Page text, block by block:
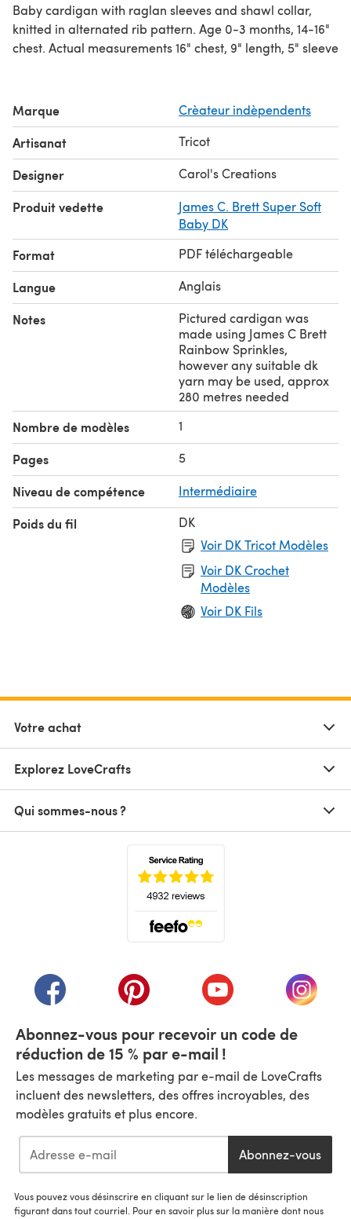
Baby cardigan with raglan sleeves and shawl collar,
knitted in alternated rib pattern. Age 0-3 months, 14-16"
chest. Actual measurements 16" chest, 9" length, 5" sleeve
Marque Crèateur indèpendents
Artisanat Tricot
Designer Carol's Creations
Produit vedette
James C. Brett Super Soft
Baby DK
Format PDF téléchargeable
Langue Anglais
Notes
Pictured cardigan was
made using James C Brett
Rainbow Sprinkles,
however any suitable dk
yarn may be used, approx
280 metres needed
Nombre de modèles 1
Pages 5
Niveau de compétence Intermédiaire
Poids du fil
DK
Voir DK Tricot Modèles
Voir DK Crochet
Modèles
Voir DK Fils
Votre achat
Explorez LoveCrafts
Qui sommes-nous ?
(s'ouvre dans un nouvel onglet)
(s'ouvre dans un nouvel onglet)
(s'ouvre dans un(s'ouvre
Abonnez-vous pour recevoir un code de
réduction de 15 % par e-mail !
Les messages de marketing par e-mail de LoveCrafts
incluent des newsletters, des offres incroyables, des
modèles gratuits et plus encore.
Abonnez-vous
Vous pouvez vous désinscrire en cliquant sur le lien de désinscription
figurant dans tout courriel. Pour en savoir plus sur la manière dont nous